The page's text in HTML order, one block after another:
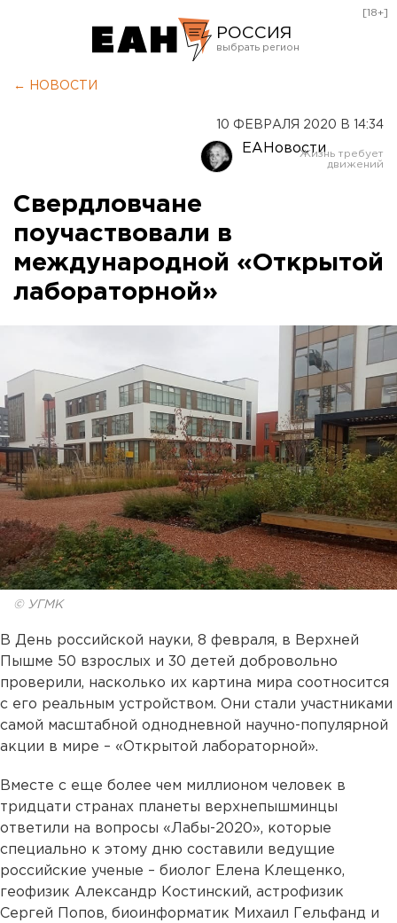
РОССИЯ
Оренбург
[18+]
← НОВОСТИ
10 ФЕВРАЛЯ 2020 В 14:34
ЕАНовости
Свердловчане
поучаствовали в
международной «Открытой
лабораторной»
© УГМК
В День российской науки, 8 февраля, в Верхней
Пышме 50 взрослых и 30 детей добровольно
проверили, насколько их картина мира соотносится
с его реальным устройством. Они стали участниками
самой масштабной однодневной научно-популярной
акции в мире – «Открытой лабораторной».
Вместе с еще более чем миллионом человек в
тридцати странах планеты верхнепышминцы
ответили на вопросы «Лабы-2020», которые
специально к этому дню составили ведущие
российские ученые – биолог Елена Клещенко,
геофизик Александр Костинский, астрофизик
Сергей Попов, биоинформатик Михаил Гельфанд и